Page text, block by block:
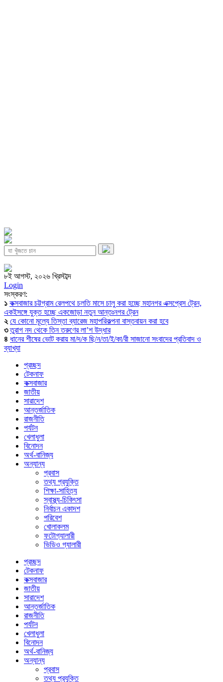
৮ই আগস্ট, ২০২৬ খ্রিস্টাব্দ
Login
সংস্করণ:
১ কক্সবাজার চট্টগ্রাম রেলপথে চলতি মাসে চালু করা হচ্ছে মহানগর এক্সপ্রেস ট্রেন,
একইসঙ্গে যুক্ত হচ্ছে একজোড়া নতুন আন্তঃনগর ট্রেন
২ যে কোনো মূল্যে তিস্তা ব্যারেজ মহাপরিকল্পনা বাস্তবায়ন করা হবে
৩ তুরাগ নদ থেকে তিন তরুণের লা’শ উদ্ধার
৪ ধানের শীষের ভোট করায় মা/দ/ক ছি/ন/তা/ই/কা/রী সাজানো সংবাদের প্রতিবাদ ও
ব্যাখ্যা
প্রচ্ছদ
টেকনাফ
কক্সবাজার
জাতীয়
সারাদেশ
আন্তর্জাতিক
রাজনীতি
পর্যটন
খেলাধুলা
বিনোদন
অর্থ-বানিজ্য
অন্যান্য
প্রবাস
তথ্য প্রযুক্তি
শিক্ষা-সাহিত্য
স্বাস্থ্য-চিকিৎসা
নির্বাচন একাদশ
পরিবেশ
খোলাকলম
ফটোগ্যালারী
ভিডিও গ্যালারী
প্রচ্ছদ
টেকনাফ
কক্সবাজার
জাতীয়
সারাদেশ
আন্তর্জাতিক
রাজনীতি
পর্যটন
খেলাধুলা
বিনোদন
অর্থ-বানিজ্য
অন্যান্য
প্রবাস
তথ্য প্রযুক্তি